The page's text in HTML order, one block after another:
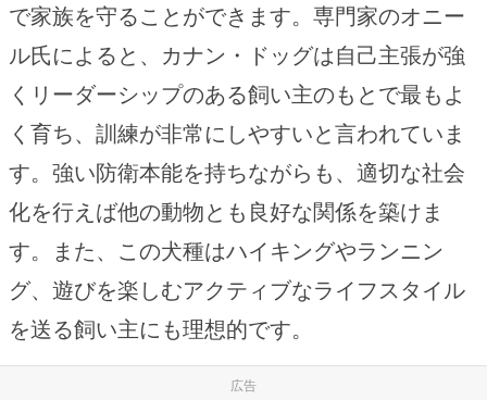
で家族を守ることができます。専門家のオニー
ル氏によると、カナン・ドッグは自己主張が強
くリーダーシップのある飼い主のもとで最もよ
く育ち、訓練が非常にしやすいと言われていま
す。強い防衛本能を持ちながらも、適切な社会
化を行えば他の動物とも良好な関係を築けま
す。また、この犬種はハイキングやランニン
グ、遊びを楽しむアクティブなライフスタイル
を送る飼い主にも理想的です。
広告